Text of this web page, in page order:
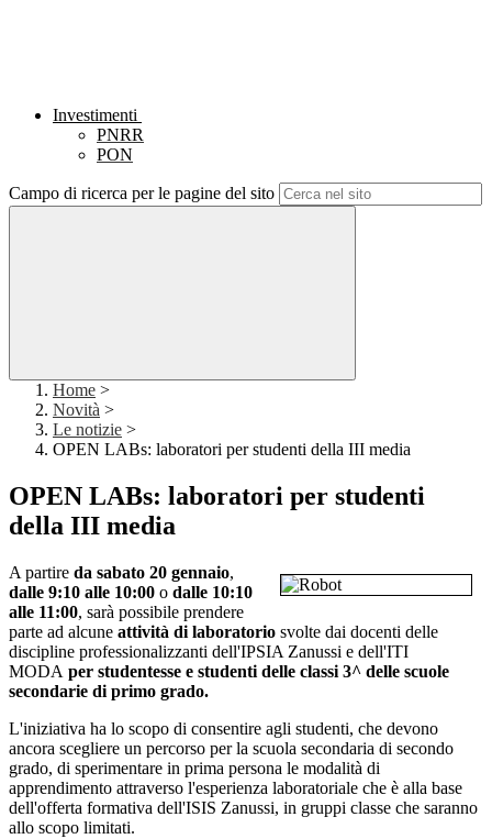
Investimenti
PNRR
PON
Campo di ricerca per le pagine del sito
Home >
Novità >
Le notizie >
OPEN LABs: laboratori per studenti della III media
OPEN LABs: laboratori per studenti
della III media
A partire da sabato 20 gennaio,
dalle 9:10 alle 10:00 o dalle 10:10
alle 11:00, sarà possibile prendere
parte ad alcune attività di laboratorio svolte dai docenti delle
discipline professionalizzanti dell'IPSIA Zanussi e dell'ITI
MODA per studentesse e studenti delle classi 3^ delle scuole
secondarie di primo grado.
L'iniziativa ha lo scopo di consentire agli studenti, che devono
ancora scegliere un percorso per la scuola secondaria di secondo
grado, di sperimentare in prima persona le modalità di
apprendimento attraverso l'esperienza laboratoriale che è alla base
dell'offerta formativa dell'ISIS Zanussi, in gruppi classe che saranno
allo scopo limitati.